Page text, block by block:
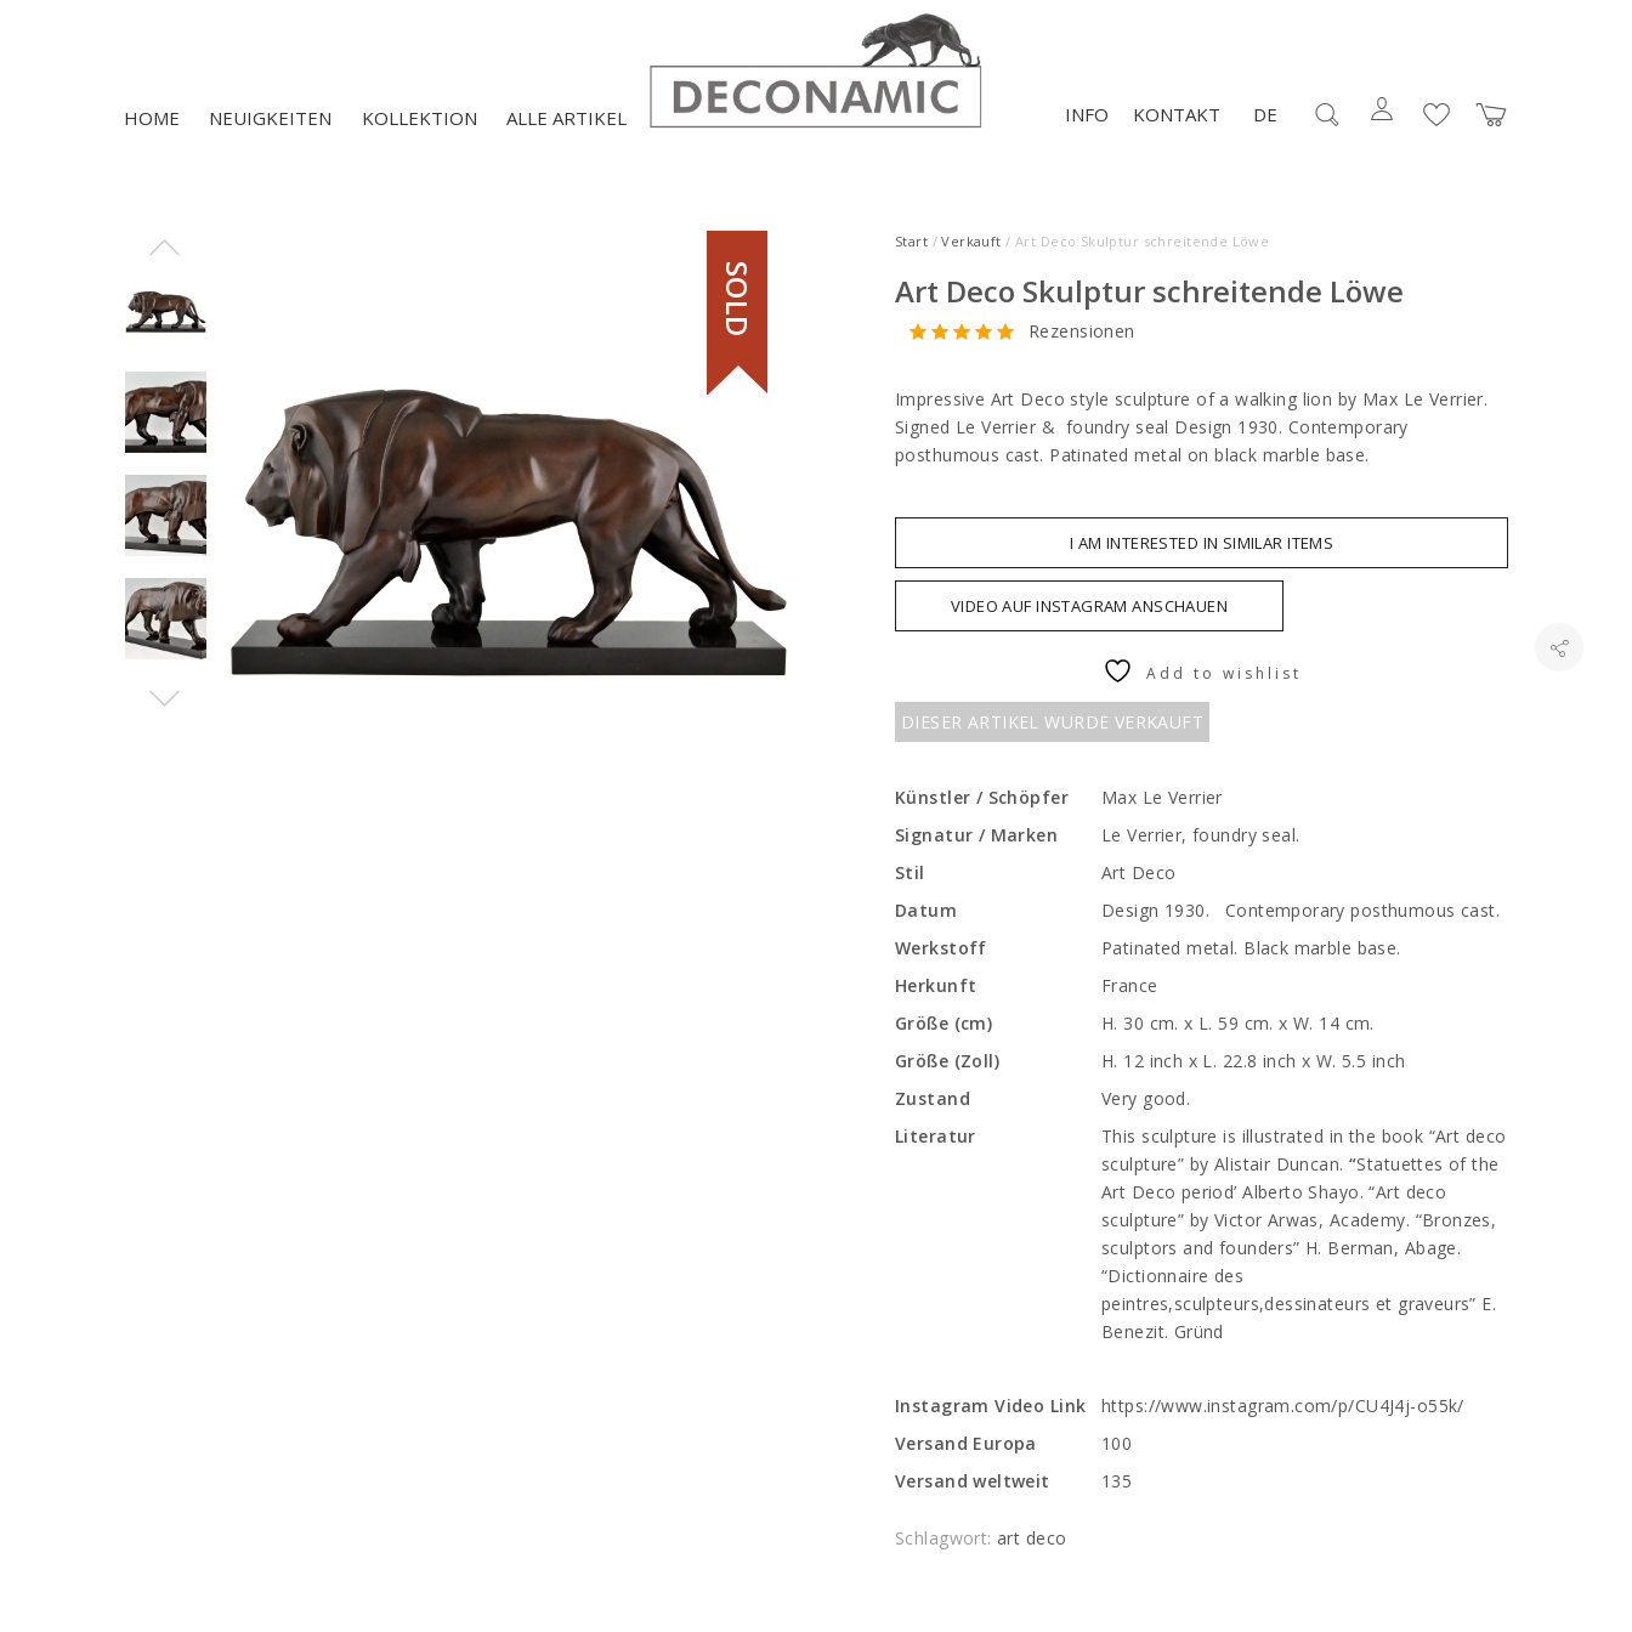
HOME NEUIGKEITEN KOLLEKTION ALLE ARTIKEL KONTAKT
INFO DE
SOLD
Start /Verkauft / Art Deco Skulptur schreitende Löwe
Art Deco Skulptur schreitende Löwe
Rezensionen
Impressive Art Deco style sculpture of a walking lion by Max Le Verrier.
Signed Le Verrier & foundry seal Design 1930. Contemporary
posthumous cast. Patinated metal on black marble base.
I AM INTERESTED IN SIMILAR ITEMS
DIESER ARTIKEL WURDE VERKAUFT
VIDEO AUF INSTAGRAM ANSCHAUEN
Add to wishlist
Künstler / Schöpfer
Max Le Verrier
Signatur / Marken
Le Verrier, foundry seal.
Stil
Art Deco
Datum
Design 1930. Contemporary posthumous cast.
Werkstoff
Patinated metal. Black marble base.
Herkunft
France
Größe (cm)
H. 30 cm. x L. 59 cm. x W. 14 cm.
Größe (Zoll)
H. 12 inch x L. 22.8 inch x W. 5.5 inch
Zustand
Very good.
Literatur
This sculpture is illustrated in the book “Art deco
sculpture” by Alistair Duncan.“Statuettes of the
Art Deco period’ Alberto Shayo.“Art deco
sculpture” by Victor Arwas, Academy. “Bronzes,
sculptors and founders” H. Berman, Abage.
“Dictionnaire des
peintres,sculpteurs,dessinateurs et graveurs” E.
Benezit. Gründ
Instagram Video Link
https://www.instagram.com/p/CU4J4j-o55k/
Versand Europa
100
Versand weltweit
135
Schlagwort: art deco